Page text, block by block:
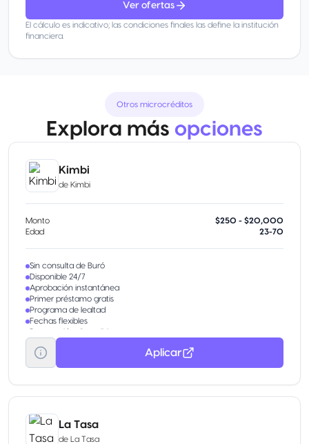
Ver ofertas
El cálculo es indicativo; las condiciones finales las define la institución
financiera.
Otros microcréditos
Explora más opciones
Kimbi
de Kimbi
Monto
$250 - $20,000
Edad
23-70
Sin consulta de Buró
Disponible 24/7
Aprobación instantánea
Primer préstamo gratis
Programa de lealtad
Fechas flexibles
Renovación disponible
Aplicar
La Tasa
de La Tasa